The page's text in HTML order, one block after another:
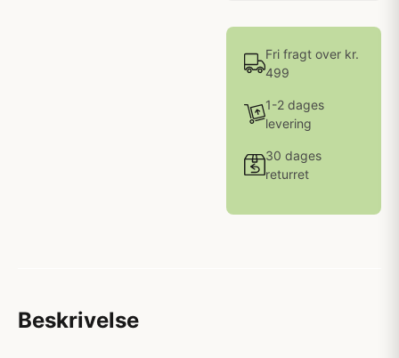
Fri fragt over kr.
499
1-2 dages
levering
30 dages
returret
Beskrivelse